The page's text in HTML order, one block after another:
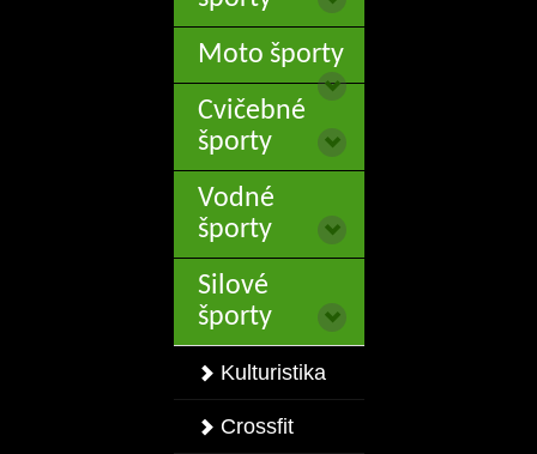
Moto športy
Cvičebné
športy
Vodné
športy
Silové
športy
Kulturistika
Crossfit